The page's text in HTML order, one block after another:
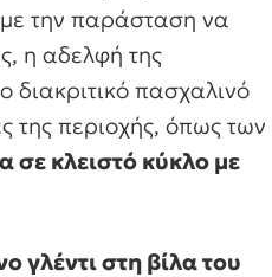
την παράσταση να
η αδελφή της
πασχαλινό
της περιοχής, όπως των
κλειστό κύκλο με
γλέντι στη βίλα του